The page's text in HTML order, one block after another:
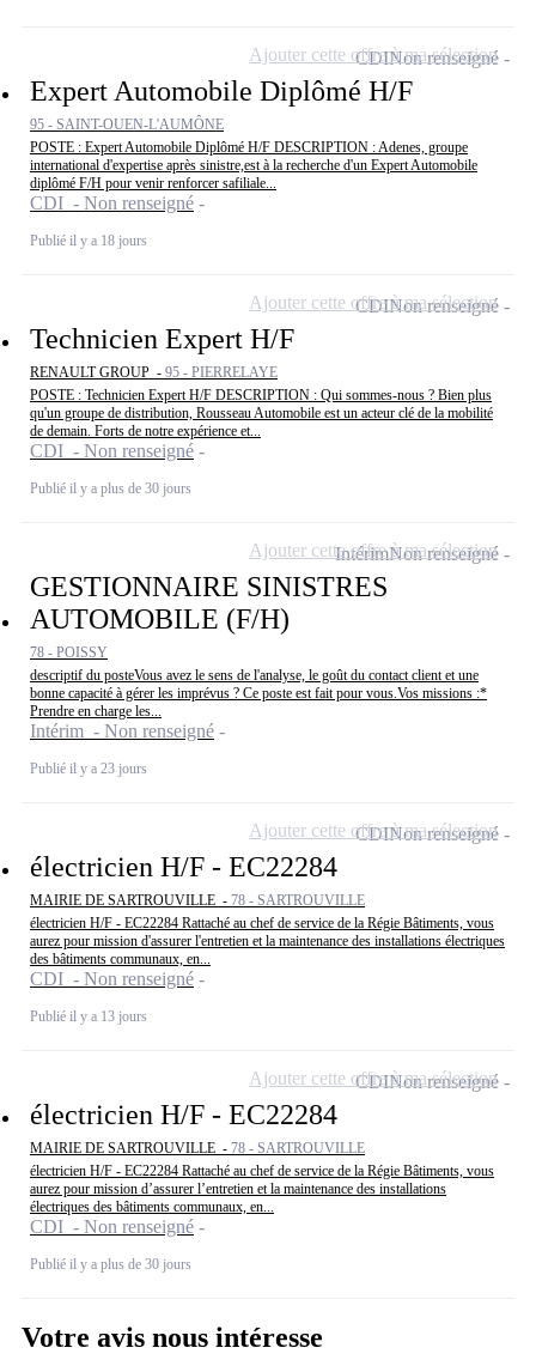
Expert Automobile Diplômé H/F
95 - SAINT-OUEN-L'AUMÔNE
POSTE : Expert Automobile Diplômé H/F DESCRIPTION : Adenes, groupe
international d'expertise après sinistre,est à la recherche d'un Expert Automobile
diplômé F/H pour venir renforcer safiliale...
CDI - Non renseigné
Publié il y a 18 jours
CDINon renseigné
Ajouter cette offre à ma sélection
Technicien Expert H/F
RENAULT GROUP - 95 - PIERRELAYE
POSTE : Technicien Expert H/F DESCRIPTION : Qui sommes-nous ? Bien plus
qu'un groupe de distribution, Rousseau Automobile est un acteur clé de la mobilité
de demain. Forts de notre expérience et...
CDI - Non renseigné
Publié il y a plus de 30 jours
CDINon renseigné
Ajouter cette offre à ma sélection
GESTIONNAIRE SINISTRES
AUTOMOBILE (F/H)
78 - POISSY
descriptif du posteVous avez le sens de l'analyse, le goût du contact client et une
bonne capacité à gérer les imprévus ? Ce poste est fait pour vous.Vos missions :*
Prendre en charge les...
Intérim - Non renseigné
Publié il y a 23 jours
IntérimNon renseigné
Ajouter cette offre à ma sélection
électricien H/F - EC22284
MAIRIE DE SARTROUVILLE - 78 - SARTROUVILLE
électricien H/F - EC22284 Rattaché au chef de service de la Régie Bâtiments, vous
aurez pour mission d'assurer l'entretien et la maintenance des installations électriques
des bâtiments communaux, en...
CDI - Non renseigné
Publié il y a 13 jours
CDINon renseigné
Ajouter cette offre à ma sélection
électricien H/F - EC22284
MAIRIE DE SARTROUVILLE - 78 - SARTROUVILLE
électricien H/F - EC22284 Rattaché au chef de service de la Régie Bâtiments, vous
aurez pour mission d’assurer l’entretien et la maintenance des installations
électriques des bâtiments communaux, en...
CDI - Non renseigné
Publié il y a plus de 30 jours
CDINon renseigné
Ajouter cette offre à ma sélection
Votre avis nous intéresse